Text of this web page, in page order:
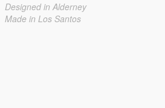
Designed in Alderney
Made in Los Santos